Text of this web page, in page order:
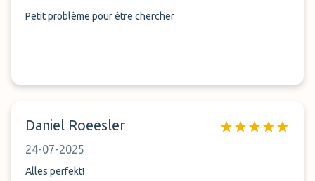
Petit problème pour être chercher
Daniel Roeesler
24-07-2025
Alles perfekt!